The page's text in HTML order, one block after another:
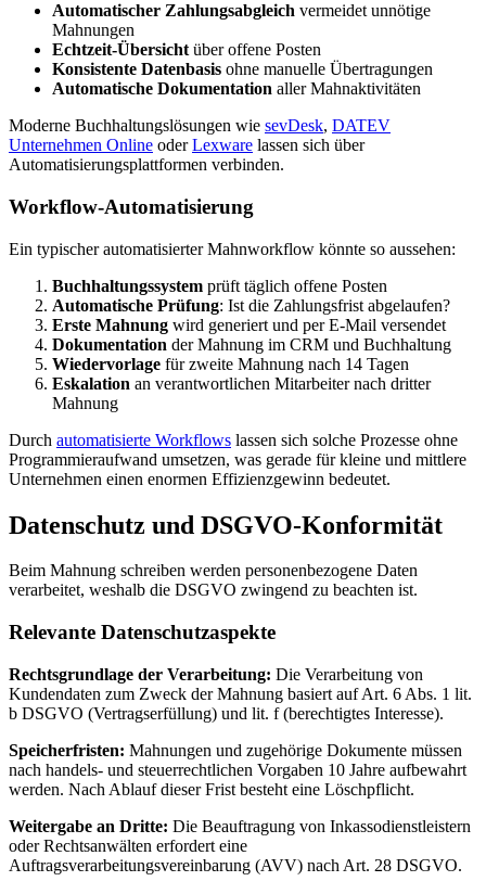
Automatischer Zahlungsabgleich vermeidet unnötige
Mahnungen
Echtzeit-Übersicht über offene Posten
Konsistente Datenbasis ohne manuelle Übertragungen
Automatische Dokumentation aller Mahnaktivitäten
Moderne Buchhaltungslösungen wie sevDesk, DATEV
Unternehmen Online oderLexware lassen sich über
Automatisierungsplattformen verbinden.
Workflow-Automatisierung
Ein typischer automatisierter Mahnworkflow könnte so aussehen:
Buchhaltungssystem prüft täglich offene Posten
Automatische Prüfung: Ist die Zahlungsfrist abgelaufen?
Erste Mahnung wird generiert und per E-Mail versendet
Dokumentation der Mahnung im CRM und Buchhaltung
Wiedervorlage für zweite Mahnung nach 14 Tagen
Eskalation an verantwortlichen Mitarbeiter nach dritter
Mahnung
Durch automatisierte Workflows lassen sich solche Prozesse ohne
Programmieraufwand umsetzen, was gerade für kleine und mittlere
Unternehmen einen enormen Effizienzgewinn bedeutet.
Datenschutz und DSGVO-Konformität
Beim Mahnung schreiben werden personenbezogene Daten
verarbeitet, weshalb die DSGVO zwingend zu beachten ist.
Relevante Datenschutzaspekte
Rechtsgrundlage der Verarbeitung: Die Verarbeitung von
Kundendaten zum Zweck der Mahnung basiert auf Art. 6 Abs. 1 lit.
b DSGVO (Vertragserfüllung) und lit. f (berechtigtes Interesse).
Speicherfristen: Mahnungen und zugehörige Dokumente müssen
nach handels- und steuerrechtlichen Vorgaben 10 Jahre aufbewahrt
werden. Nach Ablauf dieser Frist besteht eine Löschpflicht.
Weitergabe an Dritte: Die Beauftragung von Inkassodienstleistern
oder Rechtsanwälten erfordert eine
Auftragsverarbeitungsvereinbarung (AVV) nach Art. 28 DSGVO.